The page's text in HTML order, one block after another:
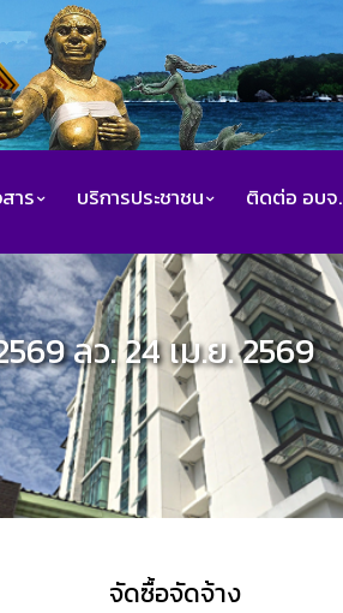
าร บริการประชาชน ติดต่อ อบจ.
ลว. 24 เม.ย. 2569
จัดซื้อจัดจ้าง